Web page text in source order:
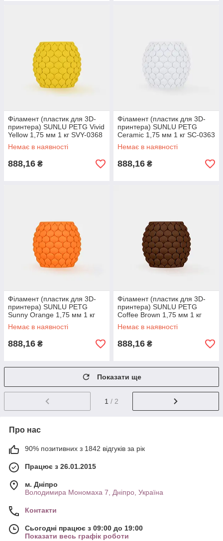
Філамент (пластик для 3D-
принтера) SUNLU PETG Vivid
Yellow 1,75 мм 1 кг SVY-0368
Немає в наявності
888,16 ₴
Філамент (пластик для 3D-
принтера) SUNLU PETG
Ceramic 1,75 мм 1 кг SC-0363
Немає в наявності
888,16 ₴
Філамент (пластик для 3D-
принтера) SUNLU PETG
Sunny Orange 1,75 мм 1 кг
SSO-0255
Немає в наявності
888,16 ₴
Філамент (пластик для 3D-
принтера) SUNLU PETG
Coffee Brown 1,75 мм 1 кг
Немає в наявності
888,16 ₴
Показати ще
1 / 2
Про нас
90% позитивних з 1842 відгуків за рік
Працює з 26.01.2015
м. Дніпро
Володимира Мономаха 7, Дніпро, Україна
Контакти
Сьогодні працює з 09:00 до 19:00
Показати весь графік роботи